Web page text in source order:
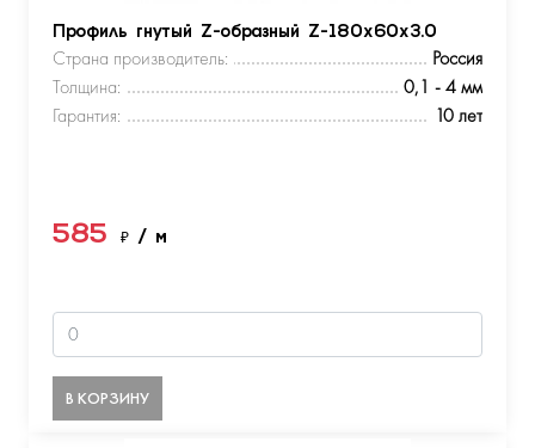
Профиль гнутый Z-образный Z-180х60х3.0
Страна производитель:
Россия
Толщина:
0,1 - 4 мм
Гарантия:
10 лет
585 ₽ / м
В КОРЗИНУ